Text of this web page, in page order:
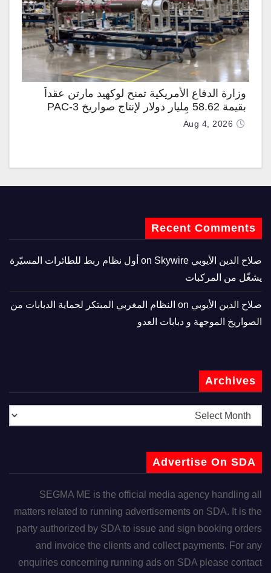
وزارة الدفاع الأمريكية تمنح لوكهيد مارتن عقداً
بقيمة 58.62 مليار دولار لإنتاج صواريخ PAC-3
المطوّرة دعماً لـ “ترسانة الحرية”
Aug 4, 2026
Recent Comments
صلاح الدين الأيوبي
Skywire أول نظام ربط للطائرات المسيّرة
يشغّل من المركبات
صلاح الدين الأيوبي
النظام المغربي المبتكر لحماية الدبابات من
الصواريخ الموجهة و دبابات العدو
Archives
Advertise On SDA
SEGMA ME is the official media agency handling all
matters related to running advertisements on SDA. It is the
party authorized by SDA to issue and sign booking orders
and invoice the clients and collect payments. For any
enquiries concerning running ads on SDA please contact